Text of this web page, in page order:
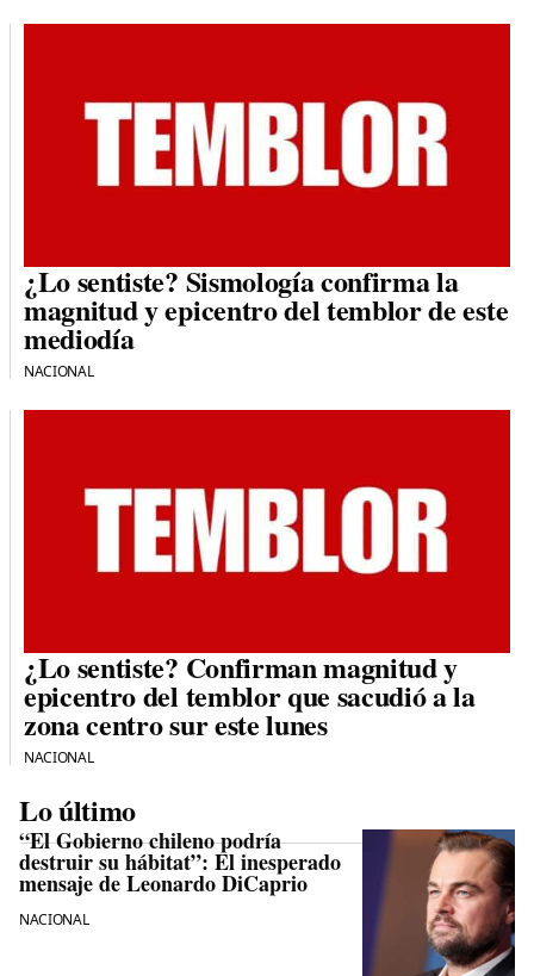
¿Lo sentiste? Sismología confirma la
magnitud y epicentro del temblor de este
mediodía
NACIONAL
¿Lo sentiste? Confirman magnitud y
epicentro del temblor que sacudió a la
zona centro sur este lunes
NACIONAL
Lo último
“El Gobierno chileno podría
destruir su hábitat”: El inesperado
mensaje de Leonardo DiCaprio
NACIONAL